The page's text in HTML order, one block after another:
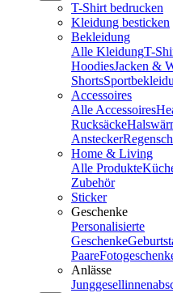
T-Shirt bedrucken
Kleidung besticken
Bekleidung
Alle KleidungT-
HoodiesJacken &
Shorts
Accessoires
Alle Accessoires
Rucksäcke
Anstecker
Home & Living
Alle Produkte
Zubehör
Sticker
Geschenke
Personalisierte
Geschenke
Paare
Anlässe